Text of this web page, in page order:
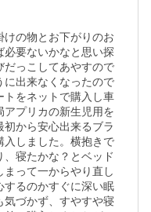
の物とお下がりのお
必要ないかなと思い探
だっこしてあやすので
に出来なくなったので
トをネットで購入し車
アプリカの新生児用を
から安心出来るブラ
入しました。横抱きで
寝たかな？とベッド
って一からやり直し
するのかすぐに深い眠
気づかず、すやすや寝